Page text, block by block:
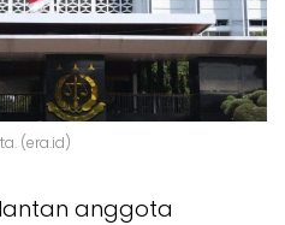
(era.id)
anggota